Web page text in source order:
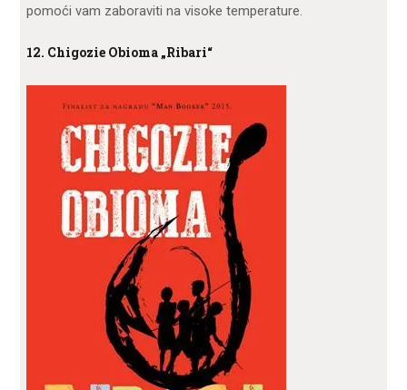
pomoći vam zaboraviti na visoke temperature.
12. Chigozie Obioma „Ribari“